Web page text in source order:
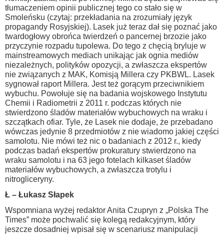
tłumaczeniem opinii publicznej tego co stało się w
Smoleńsku (czytaj: przekładania na zrozumiały język
propagandy Rosyjskiej). Lasek już teraz dał się poznać jako
twardogłowy obrońca twierdzeń o pancernej brzozie jako
przyczynie rozpadu tupolewa. Do tego z chęcią bryluje w
mainstreamowych mediach unikając jak ognia mediów
niezależnych, polityków opozycji, a zwłaszcza ekspertów
nie związanych z MAK, Komisją Millera czy PKBWL. Lasek
sygnował raport Millera. Jest też gorącym przeciwnikiem
wybuchu. Powołuje się na badania wojskowego Instytutu
Chemii i Radiometrii z 2011 r. podczas których nie
stwierdzono śladów materiałów wybuchowych na wraku i
szczątkach ofiar. Tyle, że Lasek nie dodaje, że przebadano
wówczas jedynie 8 przedmiotów z nie wiadomo jakiej części
samolotu. Nie mówi też nic o badaniach z 2012 r., kiedy
podczas badań ekspertów prokuratury stwierdzono na
wraku samolotu i na 63 jego fotelach kilkaset śladów
materiałów wybuchowych, a zwłaszcza trotylu i
nitrogliceryny.
Ł – Łukasz Słapek
Wspomniana wyżej redaktor Anita Czupryn z „Polska The
Times” może pochwalić się kolegą redakcyjnym, który
jeszcze dosadniej wpisał się w scenariusz manipulacji